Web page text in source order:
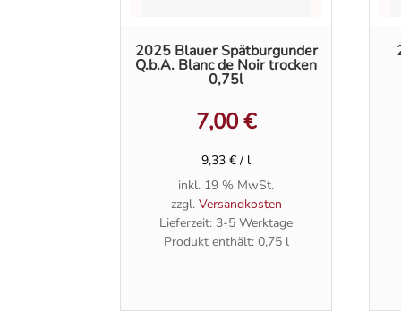
2025 Blauer Spätburgunder
Q.b.A. Blanc de Noir trocken
0,75l
7,00€
9,33€ / l
inkl. 19 % MwSt.
zzgl. Versandkosten
Lieferzeit: 3-5 Werktage
Produkt enthält: 0,75 l